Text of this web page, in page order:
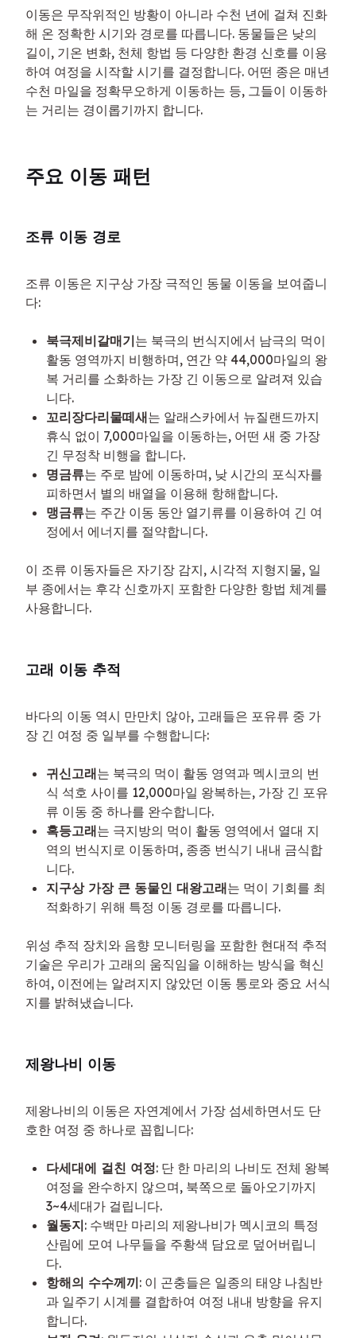
이동은 무작위적인 방황이 아니라 수천 년에 걸쳐 진화
해 온 정확한 시기와 경로를 따릅니다. 동물들은 낮의
길이, 기온 변화, 천체 항법 등 다양한 환경 신호를 이용
하여 여정을 시작할 시기를 결정합니다. 어떤 종은 매년
수천 마일을 정확무오하게 이동하는 등, 그들이 이동하
는 거리는 경이롭기까지 합니다.
주요 이동 패턴
조류 이동 경로
조류 이동은 지구상 가장 극적인 동물 이동을 보여줍니
다:
북극제비갈매기는 북극의 번식지에서 남극의 먹이
활동 영역까지 비행하며, 연간 약 44,000마일의 왕
복 거리를 소화하는 가장 긴 이동으로 알려져 있습
니다.
꼬리장다리물떼새는 알래스카에서 뉴질랜드까지
휴식 없이 7,000마일을 이동하는, 어떤 새 중 가장
긴 무정착 비행을 합니다.
명금류는 주로 밤에 이동하며, 낮 시간의 포식자를
피하면서 별의 배열을 이용해 항해합니다.
맹금류는 주간 이동 동안 열기류를 이용하여 긴 여
정에서 에너지를 절약합니다.
이 조류 이동자들은 자기장 감지, 시각적 지형지물, 일
부 종에서는 후각 신호까지 포함한 다양한 항법 체계를
사용합니다.
고래 이동 추적
바다의 이동 역시 만만치 않아, 고래들은 포유류 중 가
장 긴 여정 중 일부를 수행합니다:
귀신고래는 북극의 먹이 활동 영역과 멕시코의 번
식 석호 사이를 12,000마일 왕복하는, 가장 긴 포유
류 이동 중 하나를 완수합니다.
혹등고래는 극지방의 먹이 활동 영역에서 열대 지
역의 번식지로 이동하며, 종종 번식기 내내 금식합
니다.
지구상 가장 큰 동물인 대왕고래는 먹이 기회를 최
적화하기 위해 특정 이동 경로를 따릅니다.
위성 추적 장치와 음향 모니터링을 포함한 현대적 추적
기술은 우리가 고래의 움직임을 이해하는 방식을 혁신
하여, 이전에는 알려지지 않았던 이동 통로와 중요 서식
지를 밝혀냈습니다.
제왕나비 이동
제왕나비의 이동은 자연계에서 가장 섬세하면서도 단
호한 여정 중 하나로 꼽힙니다:
다세대에 걸친 여정: 단 한 마리의 나비도 전체 왕복
여정을 완수하지 않으며, 북쪽으로 돌아오기까지
3~4세대가 걸립니다.
월동지: 수백만 마리의 제왕나비가 멕시코의 특정
산림에 모여 나무들을 주황색 담요로 덮어버립니
다.
항해의 수수께끼: 이 곤충들은 일종의 태양 나침반
과 일주기 시계를 결합하여 여정 내내 방향을 유지
합니다.